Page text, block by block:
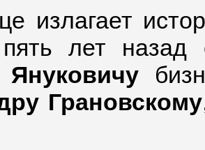
излагает
лет назад
Януковичу
Грановскому